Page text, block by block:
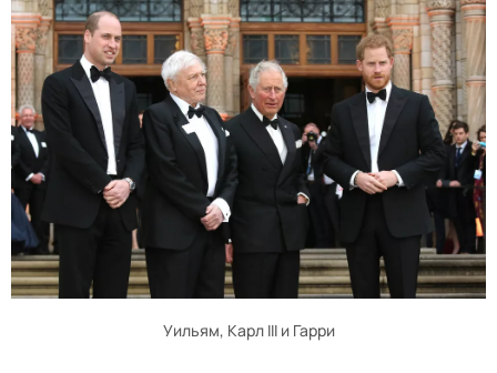
Уильям, Карл III и Гарри